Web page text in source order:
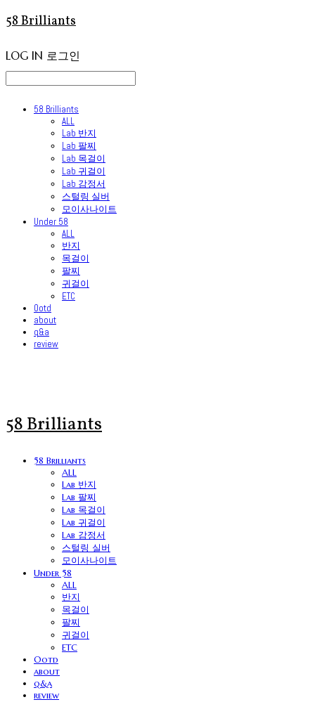
58 Brilliants
LOG IN 로그인
58 Brilliants
ALL
Lab 반지
Lab 팔찌
Lab 목걸이
Lab 귀걸이
Lab 감정서
스털링 실버
모이사나이트
Under 58
ALL
반지
목걸이
팔찌
귀걸이
ETC
Ootd
about
q&a
review
58 Brilliants
58 Brilliants
ALL
Lab 반지
Lab 팔찌
Lab 목걸이
Lab 귀걸이
Lab 감정서
스털링 실버
모이사나이트
Under 58
ALL
반지
목걸이
팔찌
귀걸이
ETC
Ootd
about
q&a
review